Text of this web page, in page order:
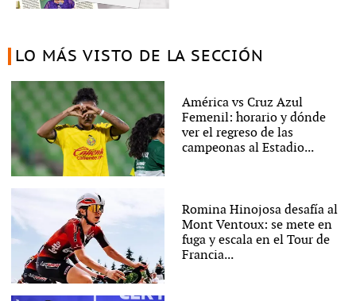
LO MÁS VISTO DE LA SECCIÓN
América vs Cruz Azul
Femenil: horario y dónde
ver el regreso de las
campeonas al Estadio...
Romina Hinojosa desafía al
Mont Ventoux: se mete en
fuga y escala en el Tour de
Francia...